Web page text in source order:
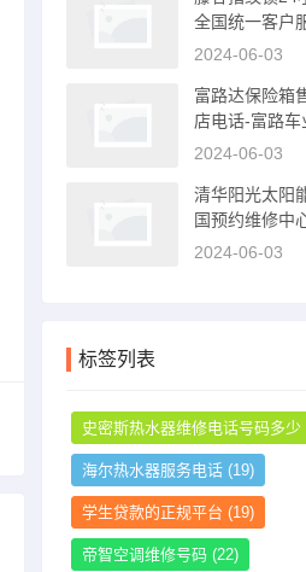
全国统一客户
灶售后电话是
2024-06-03
富路达保险箱
店电话-富路车
心
2024-06-03
清华阳光太阳
国预约维修中
阳能售后服务
2024-06-03
标签列表
史密斯热水器维修电话号码多少
海尔热水器服务电话 (19)
学生贷款的正规平台 (19)
帝智空调维修号码 (22)